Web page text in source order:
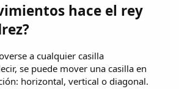
hace el rey
a cualquier casilla
se puede mover una casilla en
horizontal, vertical o diagonal.